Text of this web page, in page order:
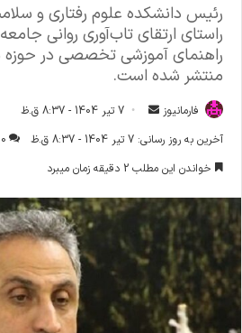
رئیس دانشکده علوم رفتاری و
راهنمای آموزشی تخصصی در حوزه
منتشر شده است.
فارمانیوز
ا
ل
ی
م
ی
ل
7 تیر 1404 - 8:37 ق.ظ
آخرین به روز رسانی: 7 تیر 1404 - 8:37 ق.ظ
0
خواندن این مطلب 2 دقیقه زمان میبرد